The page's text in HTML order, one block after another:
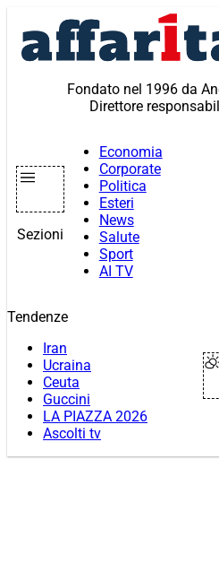
contenuto
Fondato nel 1996 da
Direttore
Sezioni
Economia
Corporate
Politica
Esteri
News
Salute
Sport
AI TV
Tendenze
Iran
Ucraina
Ceuta
Guccini
LA PIAZZA 2026
Ascolti tv